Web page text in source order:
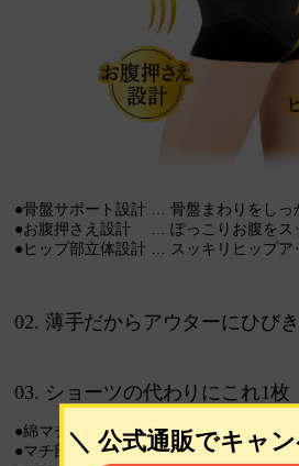
●骨盤サポート設計 … 骨盤まわりをしっ
●お腹押さえ設計 … ぽっこりお腹をス
●ヒップ部立体設計 … スッキリヒップア
02. 薄手だからアウターにひび
03. ショーツの代わりにこれ1枚
●綿マチ付1枚履きタイプ
●マチ部の通気性UP※でムレにくく、快適